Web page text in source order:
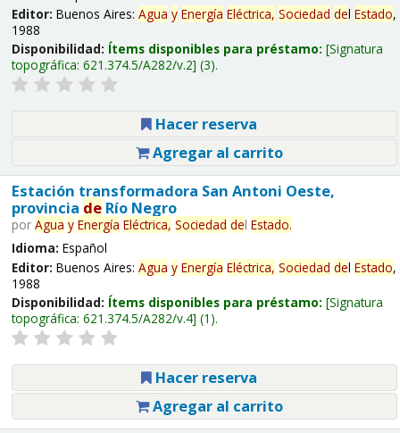
Editor: Buenos Aires: Agua y Energía Eléctrica, Sociedad del Estado,
1988
Disponibilidad: Ítems disponibles para préstamo: Signatura
topográfica: 621.374.5/A282/v.2 (3).
Hacer reserva
Agregar al carrito
Estación transformadora San Antoni Oeste,
provincia deRío Negro
por Agua y Energía Eléctrica, Sociedad del Estado.
Idioma: Español
Editor: Buenos Aires: Agua y Energía Eléctrica, Sociedad del Estado,
1988
Disponibilidad: Ítems disponibles para préstamo: Signatura
topográfica: 621.374.5/A282/v.4 (1).
Hacer reserva
Agregar al carrito